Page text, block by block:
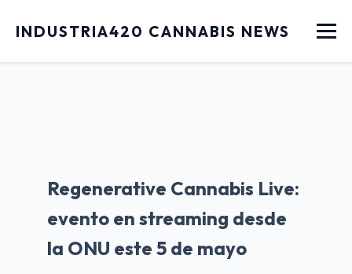
INDUSTRIA420 CANNABIS NEWS Menu
Regenerative Cannabis Live:
evento en streaming desde
la ONU este 5 de mayo